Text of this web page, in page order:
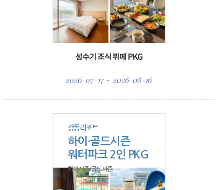
성수기 조식 뷔페 PKG
2026-07-17 ~ 2026-08-16
강동리조트
하이·골드시즌
워터파크 2인 PKG
하이시즌/골드시즌